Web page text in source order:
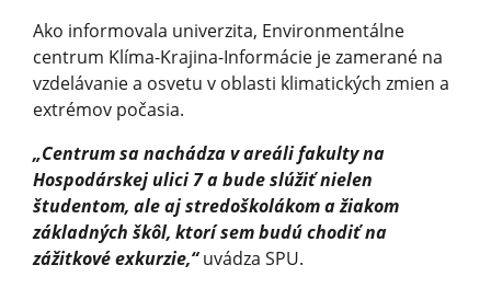
Ako informovala univerzita, Environmentálne
centrum Klíma-Krajina-Informácie je zamerané na
vzdelávanie a osvetu v oblasti klimatických zmien a
extrémov počasia.
„Centrum sa nachádza v areáli fakulty na
Hospodárskej ulici 7 a bude slúžiť nielen
študentom, ale aj stredoškolákom a žiakom
základných škôl, ktorí sem budú chodiť na
zážitkové exkurzie,“uvádza SPU.